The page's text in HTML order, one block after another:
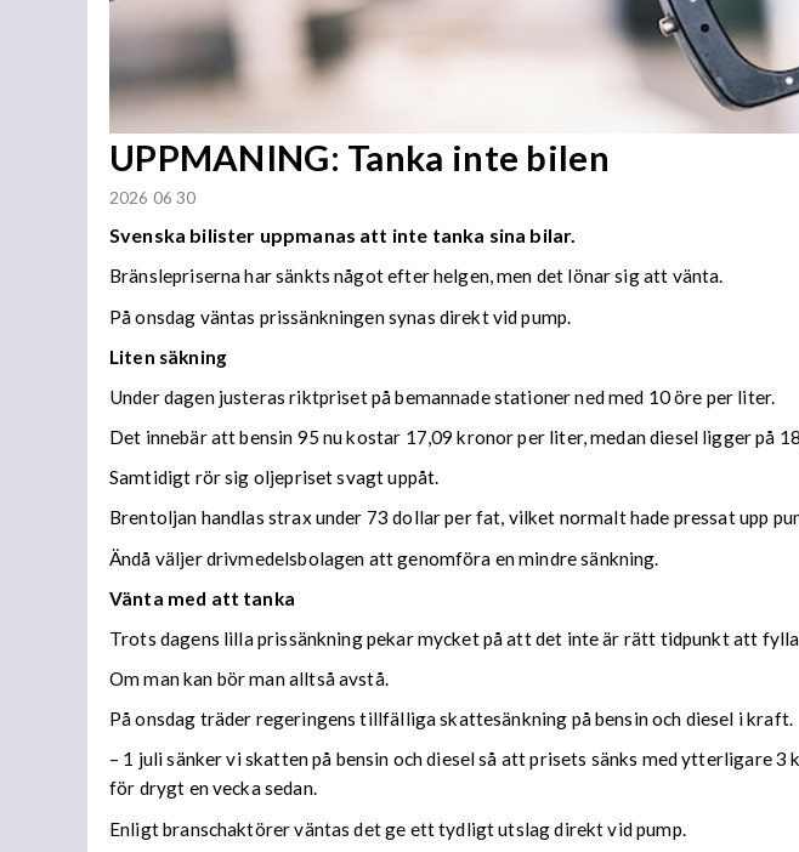
UPPMANING: Tanka inte bilen
2026 06 30
Svenska bilister uppmanas att inte tanka sina bilar.
Bränslepriserna har sänkts något efter helgen, men det lönar sig att vänta.
På onsdag väntas prissänkningen synas direkt vid pump.
Liten säkning
Under dagen justeras riktpriset på bemannade stationer ned med 10 öre per liter.
Det innebär att bensin 95 nu kostar 17,09 kronor per liter, medan diesel ligger på
Samtidigt rör sig oljepriset svagt uppåt.
Brentoljan handlas strax under 73 dollar per fat, vilket normalt hade pressat upp
Ändå väljer drivmedelsbolagen att genomföra en mindre sänkning.
Vänta med att tanka
Trots dagens lilla prissänkning pekar mycket på att det inte är rätt tidpunkt att
Om man kan bör man alltså avstå.
På onsdag träder regeringens tillfälliga skattesänkning på bensin och diesel i kraft.
– 1 juli sänker vi skatten på bensin och diesel så att prisets sänks med ytterligare
för drygt en vecka sedan.
Enligt branschaktörer väntas det ge ett tydligt utslag direkt vid pump.